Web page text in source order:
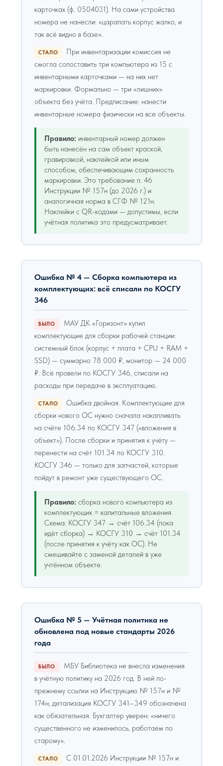
карточках (ф. 0504031). На сами устройства
номера не нанесли: «царапать корпус жалко, и
так всё видно в базе».
СТАЛО
При инвентаризации комиссия не
смогла сопоставить три компьютера из 15 с
инвентарными карточками — на них нет
маркировки. Формально — три «лишних»
объекта без учёта. Предписание: нанести
инвентарные номера физически на все объекты.
Правило: инвентарный номер должен
быть нанесён на сам объект краской,
гравировкой, наклейкой или иным
способом, обеспечивающим сохранность
маркировки. Это требование п. 46
Инструкции № 157н (до 2026 г.) и
аналогичная норма в СГФ № 121н.
Наклейки с QR-кодами — допустимы, если
учётная политика это предусматривает.
Ошибка № 4 — Сборка компьютера из
комплектующих: всё списали по КОСГУ
346
БЫЛО
МАУ ДК «Горизонт» купил
комплектующие для сборки рабочей станции:
системный блок (корпус + плата + CPU + RAM +
SSD) — суммарно 78 000 ₽, монитор — 24 000
₽. Всё провели по КОСГУ 346, списали на
расходы при передаче в эксплуатацию.
СТАЛО
Ошибка двойная. Комплектующие для
сборки нового ОС нужно сначала накапливать
на счёте 106.34 по КОСГУ 347 («вложения в
объект»). После сборки и принятия к учёту —
перенести на счёт 101.34 по КОСГУ 310.
КОСГУ 346 — только для запчастей, которые
пойдут в ремонт уже существующего ОС.
Правило: сборка нового компьютера из
комплектующих = капитальные вложения.
Схема: КОСГУ 347 → счёт 106.34 (пока
идёт сборка) → КОСГУ 310 → счёт 101.34
(после принятия к учёту как ОС). Не
смешивайте с заменой деталей в уже
учтённом объекте.
Ошибка № 5 — Учётная политика не
обновлена под новые стандарты 2026
года
БЫЛО
МБУ Библиотека не внесла изменения
в учётную политику на 2026 год. В ней по-
прежнему ссылки на Инструкцию № 157н и №
174н, детализация КОСГУ 341–349 обозначена
как обязательная. Бухгалтер уверен: «ничего
существенного не изменилось, работаем по
старому».
СТАЛО
С 01.01.2026 Инструкции № 157н и